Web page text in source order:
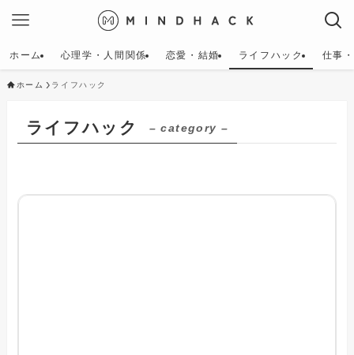
ホーム 心理学・人間関係 恋愛・結婚 ライフハック 仕事
ホーム ライフハック
ライフハック – category –